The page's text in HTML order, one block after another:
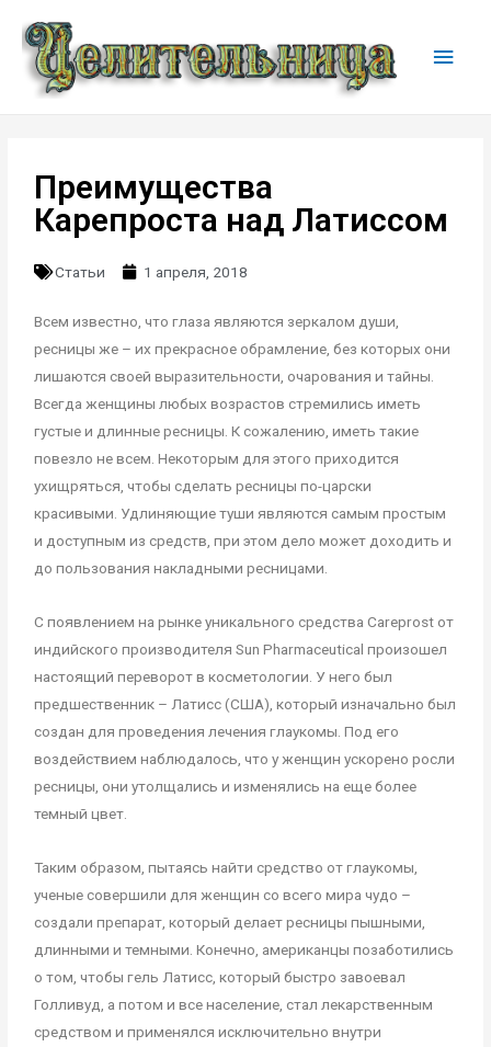
Преимущества
Карепроста над Латиссом
Статьи 1 апреля, 2018
Всем известно, что глаза являются зеркалом души,
ресницы же – их прекрасное обрамление, без которых они
лишаются своей выразительности, очарования и тайны.
Всегда женщины любых возрастов стремились иметь
густые и длинные ресницы. К сожалению, иметь такие
повезло не всем. Некоторым для этого приходится
ухищряться, чтобы сделать ресницы по-царски
красивыми. Удлиняющие туши являются самым простым
и доступным из средств, при этом дело может доходить и
до пользования накладными ресницами.
С появлением на рынке уникального средства Careprost от
индийского производителя Sun Pharmaceutical произошел
настоящий переворот в косметологии. У него был
предшественник – Латисс (США), который изначально был
создан для проведения лечения глаукомы. Под его
воздействием наблюдалось, что у женщин ускорено росли
ресницы, они утолщались и изменялись на еще более
темный цвет.
Таким образом, пытаясь найти средство от глаукомы,
ученые совершили для женщин со всего мира чудо –
создали препарат, который делает ресницы пышными,
длинными и темными. Конечно, американцы позаботились
о том, чтобы гель Латисс, который быстро завоевал
Голливуд, а потом и все население, стал лекарственным
средством и применялся исключительно внутри